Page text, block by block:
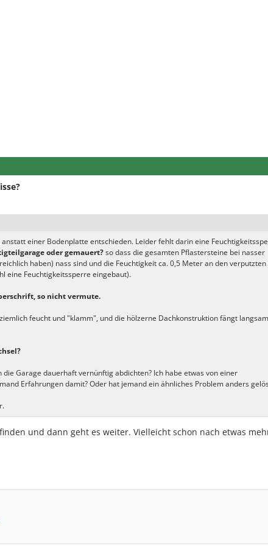
einer Bodenplatte entschieden. Leider fehlt darin eine
oder gemauert?so dass die gesamten Pflastersteine bei nasser
haben) nass sind und die Feuchtigkeit ca. 0,5 Meter an den verputzten
eine Feuchtigkeitssperre eingebaut).
so nicht vermute.
feucht und "klamm", und die hölzerne Dachkonstruktion fängt
Garage dauerhaft vernünftig abdichten? Ich habe etwas von einer
Erfahrungen damit? Oder hat jemand ein ähnliches Problem anders
und dann geht es weiter. Vielleicht schon nach etwas